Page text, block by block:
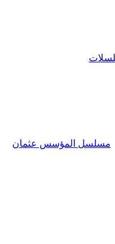
مسلسل المؤسس عثمان